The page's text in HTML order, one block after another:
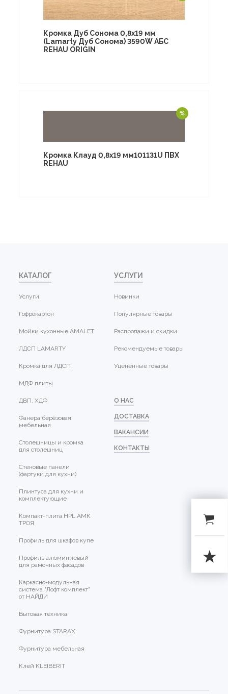
Кромка Дуб Сонома 0,8х19 мм
(Lamarty Дуб Сонома) 3590W АБС
REHAU ORIGIN
Кромка Клауд 0,8х19 мм101131U ПВХ
REHAU
КАТАЛОГ
Услуги
Гофрокартон
Мойки кухонные AMALET
ЛДСП LAMARTY
Кромка для ЛДСП
МДФ плиты
ДВП, ХДФ
Фанера берёзовая
мебельная
Столешницы и кромка
для столешниц
Стеновые панели
(фартуки для кухни)
Плинтуса для кухни и
комплектующие
Компакт-плита HPL АМК
ТРОЯ
Профиль для шкафов купе
Профиль алюминиевый
для рамочных фасадов
Каркасно-модульная
система "Лофт комплект"
от НАЙДИ
Бытовая техника
Фурнитура STARAX
Фурнитура мебельная
Клей KLEIBERIT
УСЛУГИ
Новинки
Популярные товары
Распродажи и скидки
Рекомендуемые товары
Уцененные товары
О НАС
ДОСТАВКА
ВАКАНСИИ
КОНТАКТЫ